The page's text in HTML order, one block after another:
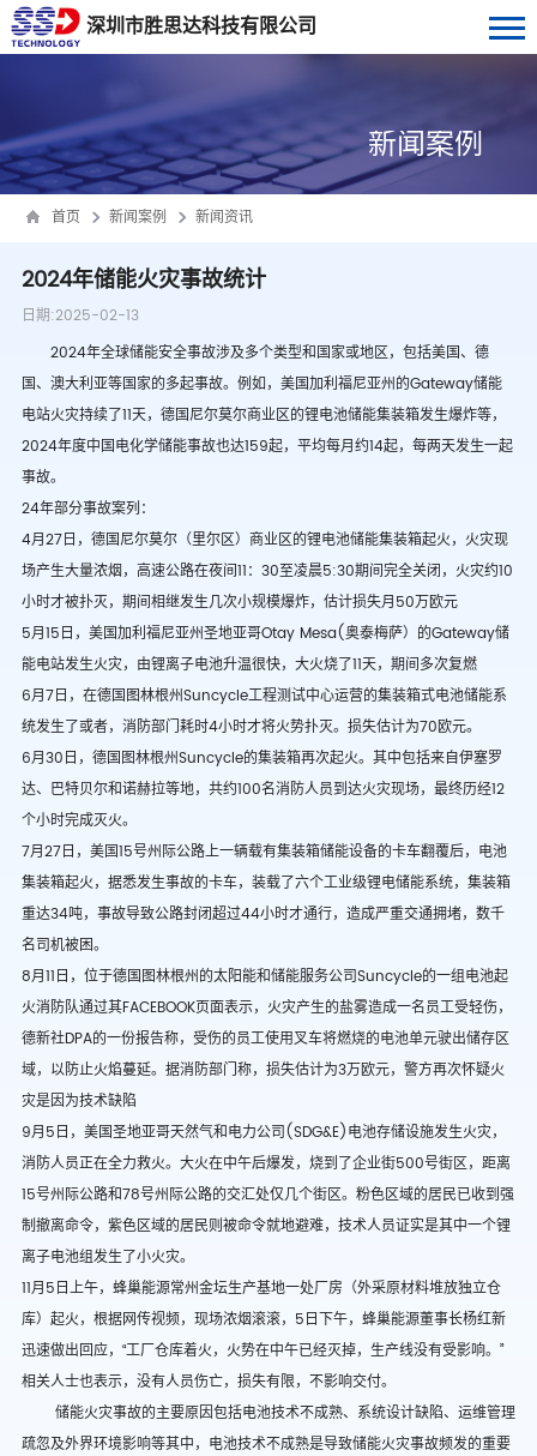
深圳市胜思达科技有限公司
新闻案例
首页 新闻案例 新闻资讯
2024年储能火灾事故统计
日期:2025-02-13
2024年全球储能安全事故涉及多个类型和国家或地区，包括美国、德
国、澳大利亚等国家的多起事故。例如，美国加利福尼亚州的Gateway储能
电站火灾持续了11天，德国尼尔莫尔商业区的锂电池储能集装箱发生爆炸等，
2024年度中国电化学储能事故也达159起，平均每月约14起，每两天发生一起
事故。
24年部分事故案列：
4月27日，德国尼尔莫尔（里尔区）商业区的锂电池储能集装箱起火，火灾现
场产生大量浓烟，高速公路在夜间11： 30至凌晨5:30期间完全关闭，火灾约10
小时才被扑灭，期间相继发生几次小规模爆炸，估计损失月50万欧元
5月15日，美国加利福尼亚州圣地亚哥Otay Mesa(奥泰梅萨）的Gateway储
能电站发生火灾，由锂离子电池升温很快，大火烧了11天，期间多次复燃
6月7日，在德国图林根州Suncycle工程测试中心运营的集装箱式电池储能系
统发生了或者，消防部门耗时4小时才将火势扑灭。损失估计为70欧元。
6月30日，德国图林根州Suncycle的集装箱再次起火。其中包括来自伊塞罗
达、巴特贝尔和诺赫拉等地，共约100名消防人员到达火灾现场，最终历经12
个小时完成灭火。
7月27日，美国15号州际公路上一辆载有集装箱储能设备的卡车翻覆后，电池
集装箱起火，据悉发生事故的卡车，装载了六个工业级锂电储能系统，集装箱
重达34吨，事故导致公路封闭超过44小时才通行，造成严重交通拥堵，数千
名司机被困。
8月11日，位于德国图林根州的太阳能和储能服务公司Suncycle的一组电池起
火消防队通过其FACEBOOK页面表示，火灾产生的盐雾造成一名员工受轻伤，
德新社DPA的一份报告称，受伤的员工使用叉车将燃烧的电池单元驶出储存区
域，以防止火焰蔓延。据消防部门称，损失估计为3万欧元，警方再次怀疑火
灾是因为技术缺陷
9月5日，美国圣地亚哥天然气和电力公司(SDG&E)电池存储设施发生火灾，
消防人员正在全力救火。大火在中午后爆发，烧到了企业街500号街区，距离
15号州际公路和78号州际公路的交汇处仅几个街区。粉色区域的居民已收到强
制撤离命令，紫色区域的居民则被命令就地避难，技术人员证实是其中一个锂
离子电池组发生了小火灾。
11月5日上午，蜂巢能源常州金坛生产基地一处厂房（外采原材料堆放独立仓
库）起火，根据网传视频，现场浓烟滚滚， 5日下午，蜂巢能源董事长杨红新
迅速做出回应，“工厂仓库着火，火势在中午已经灭掉，生产线没有受影响。”
相关人士也表示，没有人员伤亡，损失有限，不影响交付。
储能火灾事故的主要原因包括电池技术不成熟、系统设计缺陷、运维管理
疏忽及外界环境影响等其中，电池技术不成熟是导致储能火灾事故频发的重要